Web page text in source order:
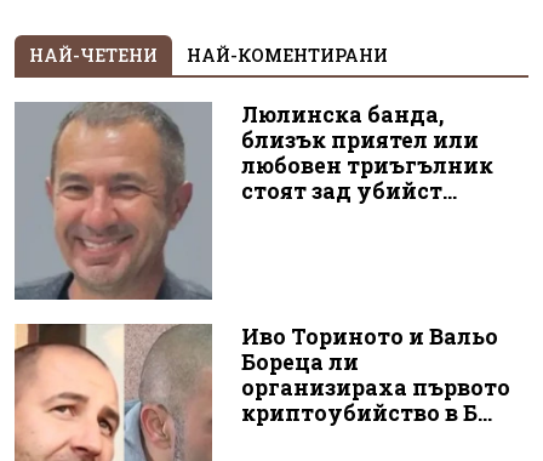
НАЙ-ЧЕТЕНИ НАЙ-КОМЕНТИРАНИ
Люлинска банда,
близък приятел или
любовен триъгълник
стоят зад убийст...
Иво Ториното и Вальо
Бореца ли
организираха първото
криптоубийство в Б...